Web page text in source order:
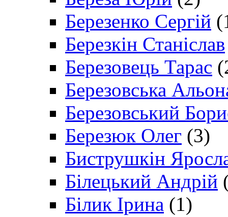
Березенко Сергій
Березкін Станіслав
Березовець Тарас
Березовська
Березовський
Березюк Олег (3)
Биструшкін
Білецький Андрій
Білик Ірина (1)